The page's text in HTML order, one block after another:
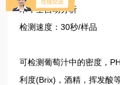
术，全自动分析
检测速度：30秒/样品
可检测葡萄汁中的密度，
利度(Brix)，酒精，挥发酸